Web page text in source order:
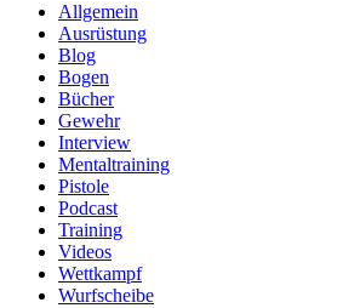
Allgemein
Ausrüstung
Blog
Bogen
Bücher
Gewehr
Interview
Mentaltraining
Pistole
Podcast
Training
Videos
Wettkampf
Wurfscheibe